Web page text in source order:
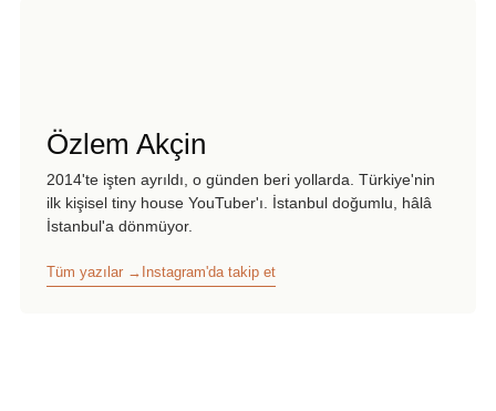
Özlem Akçin
2014'te işten ayrıldı, o günden beri yollarda. Türkiye'nin
ilk kişisel tiny house YouTuber'ı. İstanbul doğumlu, hâlâ
İstanbul'a dönmüyor.
Tüm yazılar → Instagram'da takip et